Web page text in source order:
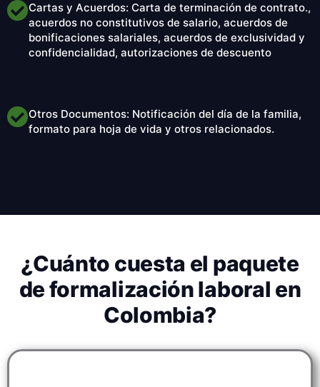
Cartas y Acuerdos: Carta de terminación de contrato.,
acuerdos no constitutivos de salario, acuerdos de
bonificaciones salariales, acuerdos de exclusividad y
confidencialidad, autorizaciones de descuento
Otros Documentos: Notificación del día de la familia,
formato para hoja de vida y otros relacionados.
¿Cuánto cuesta el paquete
de formalización laboral en
Colombia?